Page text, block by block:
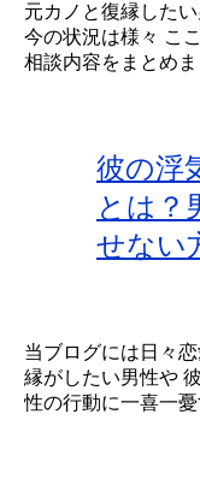
元カノと復縁した
今の状況は様々 こ
相談内容をまとめ
彼の浮
とは？
せない
当ブログには日々
縁がしたい男性や
性の行動に一喜一